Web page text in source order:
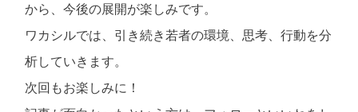
から、今後の展開が楽しみです。
ワカシルでは、引き続き若者の環境、思考、行動を分
析していきます。
次回もお楽しみに！